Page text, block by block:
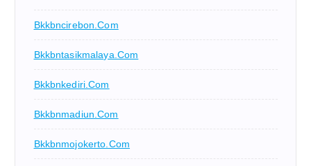
Bkkbncirebon.com
Bkkbntasikmalaya.com
Bkkbnkediri.com
Bkkbnmadiun.com
Bkkbnmojokerto.com